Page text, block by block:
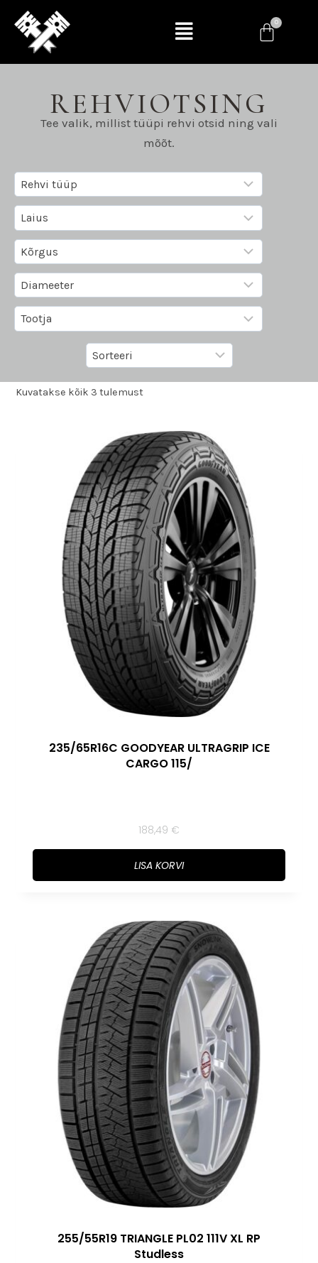
REHVIOTSING
Tee valik, millist tüüpi rehvi otsid ning vali
mõõt.
Kuvatakse kõik 3 tulemust
235/65R16C GOODYEAR ULTRAGRIP ICE
CARGO 115/
188,49 €
LISA KORVI
255/55R19 TRIANGLE PL02 111V XL RP
Studless